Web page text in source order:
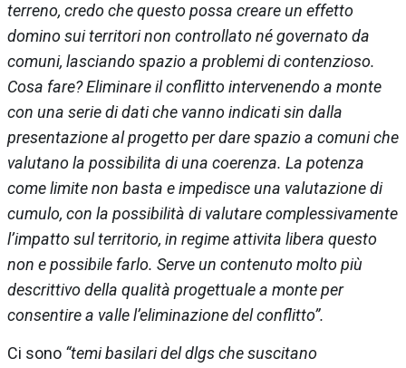
terreno, credo che questo possa creare un effetto
domino sui territori non controllato né governato da
comuni, lasciando spazio a problemi di contenzioso.
Cosa fare? Eliminare il conflitto intervenendo a monte
con una serie di dati che vanno indicati sin dalla
presentazione al progetto per dare spazio a comuni che
valutano la possibilita di una coerenza. La potenza
come limite non basta e impedisce una valutazione di
cumulo, con la possibilità di valutare complessivamente
l’impatto sul territorio, in regime attivita libera questo
non e possibile farlo. Serve un contenuto molto più
descrittivo della qualità progettuale a monte per
consentire a valle l’eliminazione del conflitto”.
Ci sono “temi basilari del dlgs che suscitano